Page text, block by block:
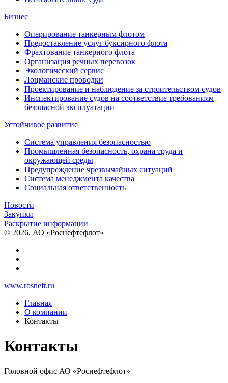
Бизнес
Оперирование танкерным флотом
Предоставление услуг буксирного флота
Фрахтование танкерного флота
Организация речных перевозок
Экологический сервис
Лоцманские проводки
Проектирование и наблюдение за строительством судов
Инспектирование судов на соответствие требованиям
безопасной эксплуатации
Устойчивое развитие
Система управления безопасностью
Промышленная безопасность, охрана труда и
окружающей среды
Предупреждение чрезвычайных ситуаций
Система менеджмента качества
Социальная ответственность
Новости
Закупки
Раскрытие информации
© 2026, АО «Роснефтефлот»
www.rosneft.ru
Главная
О компании
Контакты
Контакты
Головной офис АО «Роснефтефлот»